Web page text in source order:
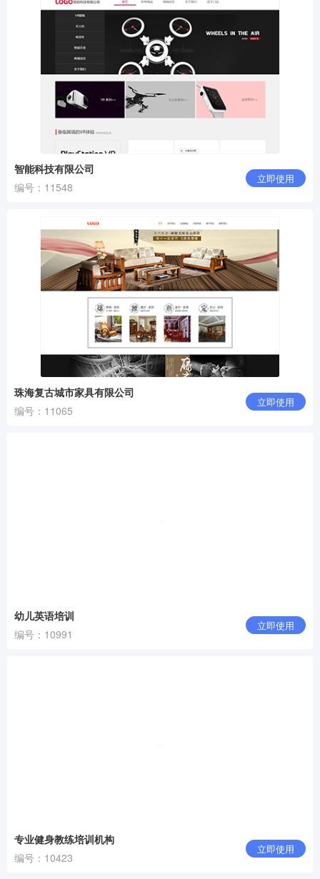
智能科技有限公司
编号：11548
立即使用
珠海复古城市家具有限公司
编号：11065
立即使用
幼儿英语培训
编号：10991
立即使用
专业健身教练培训机构
编号：10423
立即使用